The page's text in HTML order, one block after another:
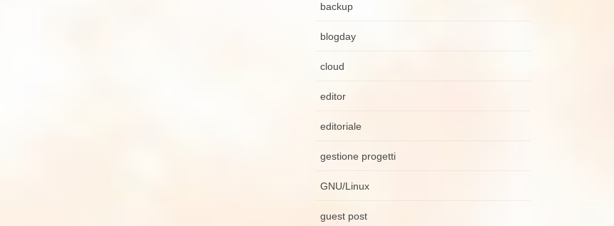
backup
blogday
cloud
editor
editoriale
gestione progetti
GNU/Linux
guest post